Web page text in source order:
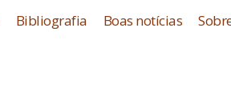
Bibliografia Boas notícias